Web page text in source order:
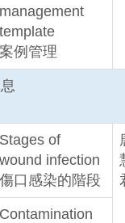
management
template
案例管理
Stages of
wound infection
傷口感染的階段
Contamination